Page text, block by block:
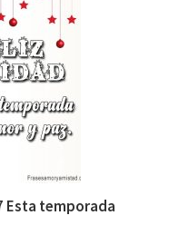
Esta temporada